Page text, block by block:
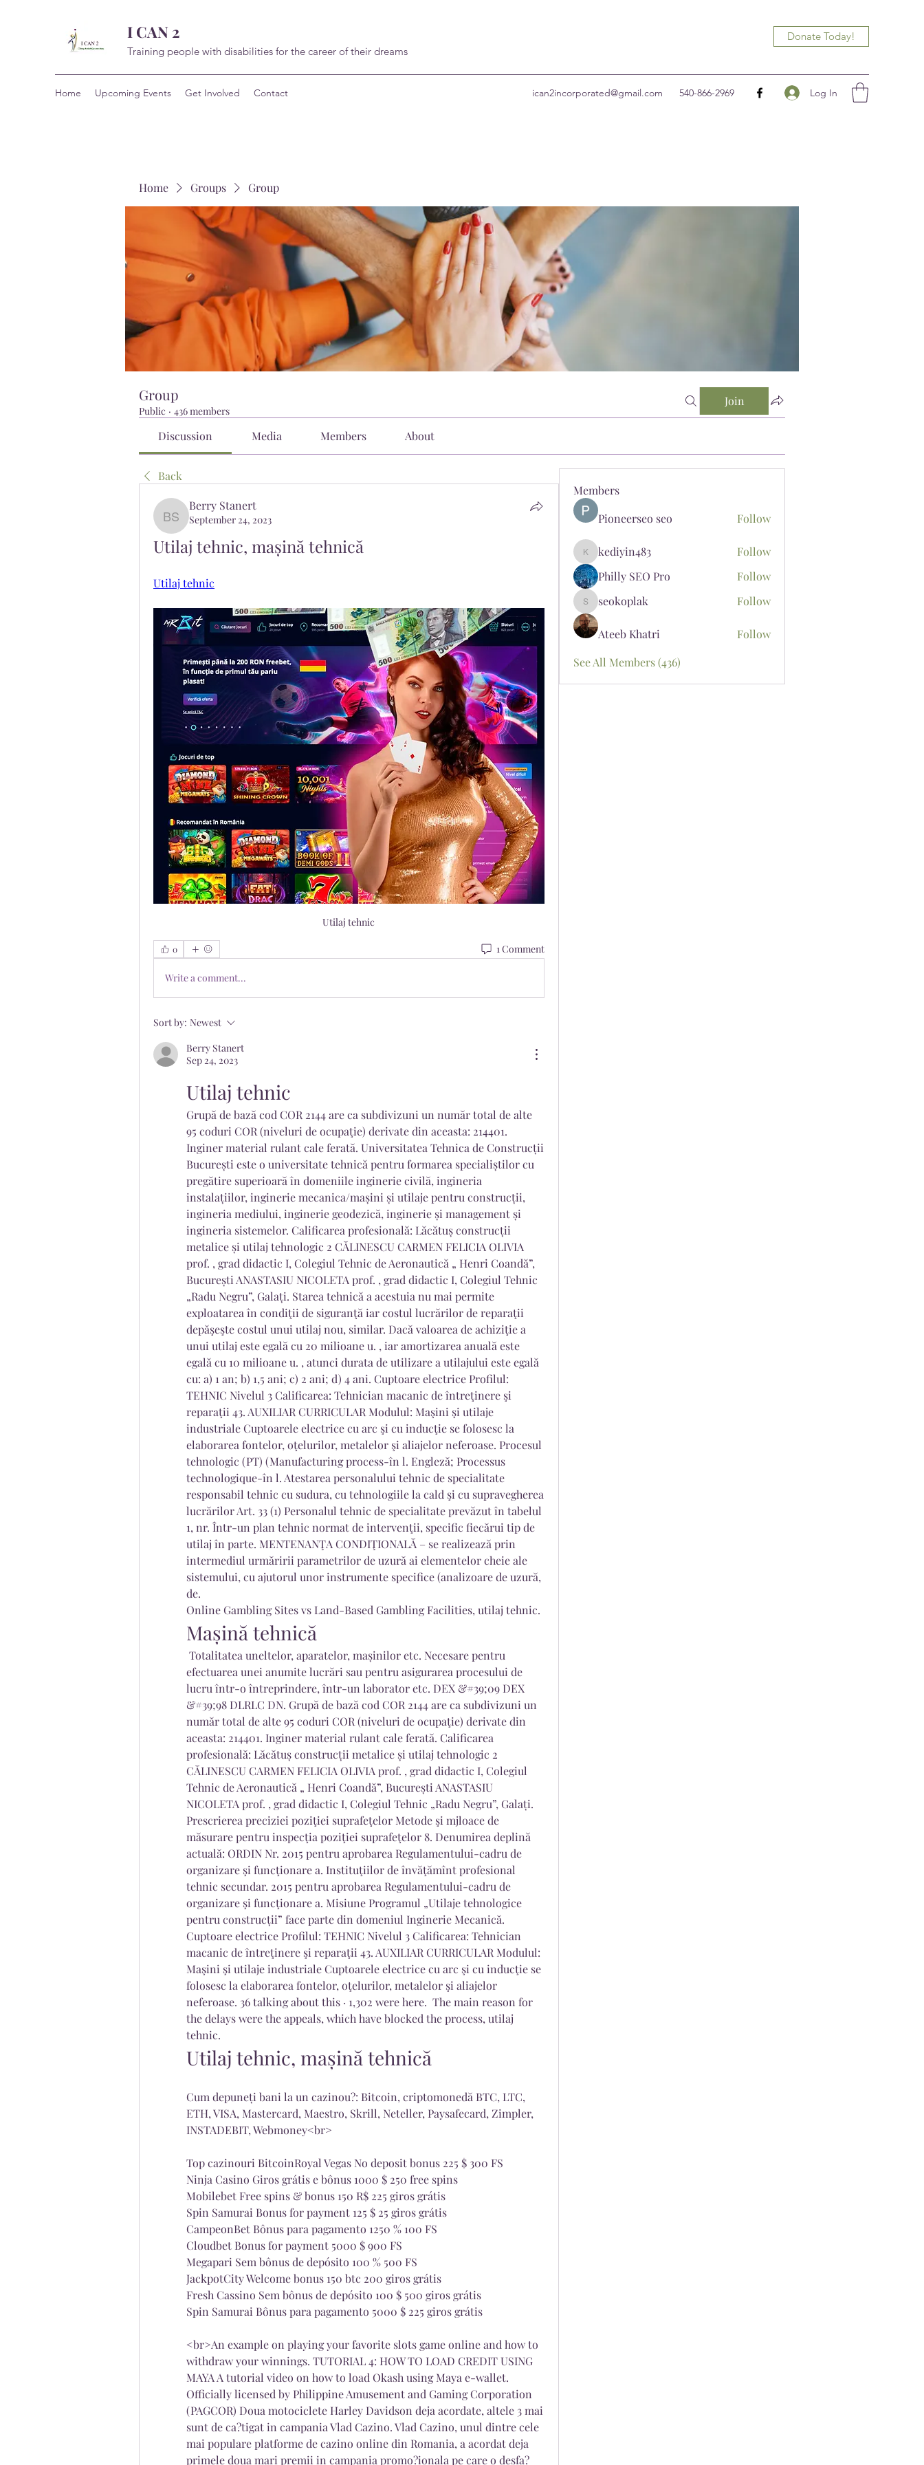
I CAN 2
Training people with disabilities for the career of their dreams
Donate Today!
Home Upcoming Events Get Involved Contact ican2incorporated@gmail.com 540-866-2969 Log In
Home Groups Group
Group
Public · 436 members
Join
Discussion Media Members About
Back
Berry Stanert
Berry Stanert
September 24, 2023
Utilaj tehnic, mașină tehnică
Utilaj tehnic
Utilaj tehnic
0 1 Comment
Write a comment...
Sort by: Newest
Berry Stanert
Sep 24, 2023
Utilaj tehnic
Grupă de bază cod COR 2144 are ca subdivizuni un număr total de alte
95 coduri COR (niveluri de ocupaţie) derivate din aceasta: 214401.
Inginer material rulant cale ferată. Universitatea Tehnica de Construcții
București este o universitate tehnică pentru formarea specialiștilor cu
pregătire superioară în domeniile inginerie civilă, ingineria
instalațiilor, inginerie mecanica/mașini și utilaje pentru construcții,
ingineria mediului, inginerie geodezică, inginerie și management și
ingineria sistemelor. Calificarea profesională: Lăcătuș construcții
metalice și utilaj tehnologic 2 CĂLINESCU CARMEN FELICIA OLIVIA
prof. , grad didactic I, Colegiul Tehnic de Aeronautică „ Henri Coandă”,
București ANASTASIU NICOLETA prof. , grad didactic I, Colegiul Tehnic
„Radu Negru”, Galați. Starea tehnică a acestuia nu mai permite
exploatarea în condiţii de siguranţă iar costul lucrărilor de reparaţii
depăşeşte costul unui utilaj nou, similar. Dacă valoarea de achiziţie a
unui utilaj este egală cu 20 milioane u. , iar amortizarea anuală este
egală cu 10 milioane u. , atunci durata de utilizare a utilajului este egală
cu: a) 1 an; b) 1,5 ani; c) 2 ani; d) 4 ani. Cuptoare electrice Profilul:
TEHNIC Nivelul 3 Calificarea: Tehnician macanic de întreţinere şi
reparaţii 43. AUXILIAR CURRICULAR Modulul: Maşini şi utilaje
industriale Cuptoarele electrice cu arc şi cu inducţie se folosesc la
elaborarea fontelor, oţelurilor, metalelor şi aliajelor neferoase. Procesul
tehnologic (PT) (Manufacturing process-în l. Engleză; Processus
technologique-în l. Atestarea personalului tehnic de specialitate
responsabil tehnic cu sudura, cu tehnologiile la cald şi cu supravegherea
lucrărilor Art. 33 (1) Personalul tehnic de specialitate prevăzut în tabelul
1, nr. Într-un plan tehnic normat de intervenţii, specific fiecărui tip de
utilaj în parte. MENTENANŢA CONDIŢIONALĂ – se realizează prin
intermediul urmăririi parametrilor de uzură ai elementelor cheie ale
sistemului, cu ajutorul unor instrumente specifice (analizoare de uzură,
de.
Online Gambling Sites vs Land-Based Gambling Facilities, utilaj tehnic.
Mașină tehnică
efectuarea unei anumite lucrări sau pentru asigurarea procesului de
lucru într-o întreprindere, într-un laborator etc. DEX &#39;09 DEX
&#39;98 DLRLC DN. Grupă de bază cod COR 2144 are ca subdivizuni un
număr total de alte 95 coduri COR (niveluri de ocupaţie) derivate din
aceasta: 214401. Inginer material rulant cale ferată. Calificarea
profesională: Lăcătuș construcții metalice și utilaj tehnologic 2
CĂLINESCU CARMEN FELICIA OLIVIA prof. , grad didactic I, Colegiul
Tehnic de Aeronautică „ Henri Coandă”, București ANASTASIU
NICOLETA prof. , grad didactic I, Colegiul Tehnic „Radu Negru”, Galați.
Prescrierea preciziei poziţiei suprafeţelor Metode şi mjloace de
măsurare pentru inspecţia poziţiei suprafeţelor 8. Denumirea deplină
actuală: ORDIN Nr. 2015 pentru aprobarea Regulamentului-cadru de
organizare şi funcţionare a. Instituţiilor de învăţămînt profesional
tehnic secundar. 2015 pentru aprobarea Regulamentului-cadru de
organizare şi funcţionare a. Misiune Programul „Utilaje tehnologice
pentru construcții” face parte din domeniul Inginerie Mecanică.
Cuptoare electrice Profilul: TEHNIC Nivelul 3 Calificarea: Tehnician
macanic de întreţinere şi reparaţii 43. AUXILIAR CURRICULAR Modulul:
Maşini şi utilaje industriale Cuptoarele electrice cu arc şi cu inducţie se
folosesc la elaborarea fontelor, oţelurilor, metalelor şi aliajelor
neferoase. 36 talking about this · 1,302 were here.  The main reason for
the delays were the appeals, which have blocked the process, utilaj
tehnic.
Utilaj tehnic, mașină tehnică
Cum depuneți bani la un cazinou?: Bitcoin, criptomonedă BTC, LTC,
ETH, VISA, Mastercard, Maestro, Skrill, Neteller, Paysafecard, Zimpler,
INSTADEBIT, Webmoney<br>
Top cazinouri BitcoinRoyal Vegas No deposit bonus 225 $ 300 FS
Ninja Casino Giros grátis e bônus 1000 $ 250 free spins
Mobilebet Free spins & bonus 150 R$ 225 giros grátis
Spin Samurai Bonus for payment 125 $ 25 giros grátis
CampeonBet Bônus para pagamento 1250 % 100 FS
Cloudbet Bonus for payment 5000 $ 900 FS
Megapari Sem bônus de depósito 100 % 500 FS
JackpotCity Welcome bonus 150 btc 200 giros grátis
Fresh Cassino Sem bônus de depósito 100 $ 500 giros grátis
Spin Samurai Bônus para pagamento 5000 $ 225 giros grátis
<br>An example on playing your favorite slots game online and how to
withdraw your winnings. TUTORIAL 4: HOW TO LOAD CREDIT USING
MAYA A tutorial video on how to load Okash using Maya e-wallet.
Officially licensed by Philippine Amusement and Gaming Corporation
(PAGCOR) Doua motociclete Harley Davidson deja acordate, altele 3 mai
sunt de ca?tigat in campania Vlad Cazino. Vlad Cazino, unul dintre cele
mai populare platforme de cazino online din Romania, a acordat deja
primele doua mari premii in campania promo?ionala pe care o desfa?
Members
Pioneerseo seo
Follow
kediyin483
kediyin483
Follow
Philly SEO Pro
Follow
seokoplak
seokoplak Follow
Ateeb Khatri
Follow
See All Members (436)